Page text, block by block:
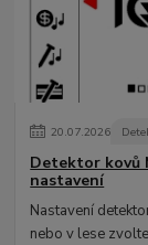
20.07.2026
Detektor kovů
nastavení
Nastavení
nebo v lese